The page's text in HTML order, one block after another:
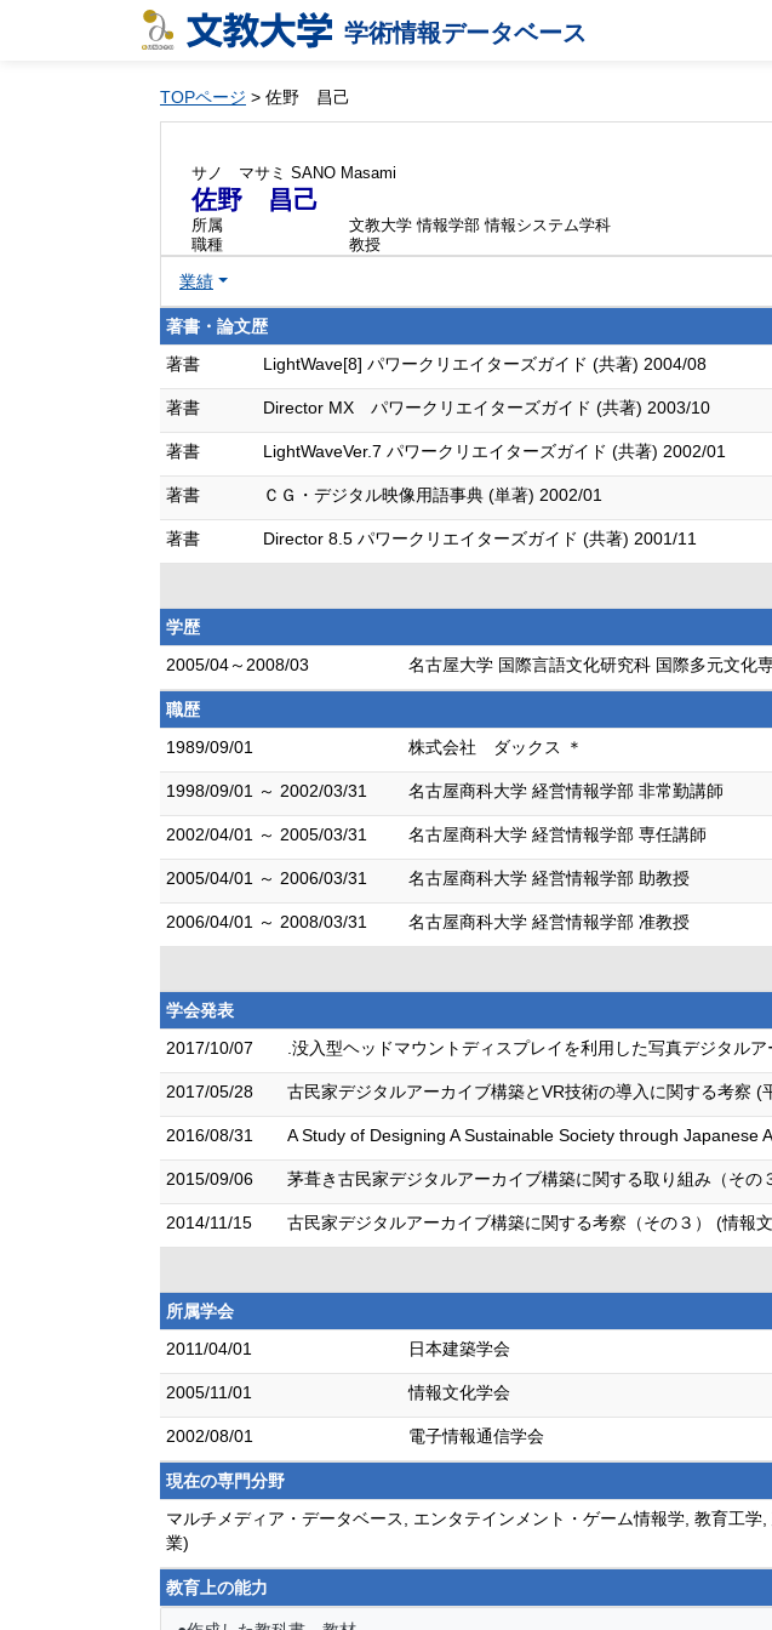
学術情報データベース
TOPページ > 佐野 昌己
サノ マサミ SANO Masami
佐野 昌己
所属
文教大学 情報学部 情報システム学科
職種
教授
業績
著書・論文歴
著書
LightWave[8] パワークリエイターズガイド (共著) 2004/08
著書 Director MX パワークリエイターズガイド (共著) 2003/10
著書 LightWaveVer.7 パワークリエイターズガイド (共著) 2002/01
著書 ＣＧ・デジタル映像用語事典 (単著) 2002/01
著書 Director 8.5 パワークリエイターズガイド (共著) 2001/11
学歴
2005/04～2008/03
名古屋大学 国際言語文化研究科 国際多元文化
職歴
1989/09/01
株式会社 ダックス ＊
1998/09/01 ～ 2002/03/31 名古屋商科大学 経営情報学部 非常勤講師
2002/04/01 ～ 2005/03/31 名古屋商科大学 経営情報学部 専任講師
2005/04/01 ～ 2006/03/31 名古屋商科大学 経営情報学部 助教授
2006/04/01 ～ 2008/03/31 名古屋商科大学 経営情報学部 准教授
学会発表
2017/10/07
.没入型ヘッドマウントディスプレイを利用した写真デジタル
2017/05/28 古民家デジタルアーカイブ構築とVR技術の導入に関する考察
2016/08/31 A Study of Designing A Sustainable Society through Japanese
2015/09/06 茅葺き古民家デジタルアーカイブ構築に関する取り組み（そ
2014/11/15 古民家デジタルアーカイブ構築に関する考察（その３） (情報
所属学会
2011/04/01
日本建築学会
2005/11/01 情報文化学会
2002/08/01 電子情報通信学会
現在の専門分野
マルチメディア・データベース, エンタテインメント・ゲーム情報学, 教育工
業)
教育上の能力